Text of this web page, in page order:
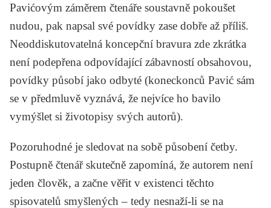
Pavićovým záměrem čtenáře soustavně pokoušet
nudou, pak napsal své povídky zase dobře až příliš.
Neoddiskutovatelná koncepční bravura zde zkrátka
není podepřena odpovídající zábavností obsahovou,
povídky působí jako odbyté (koneckonců Pavić sám
se v předmluvě vyznává, že nejvíce ho bavilo
vymýšlet si životopisy svých autorů).
Pozoruhodné je sledovat na sobě působení četby.
Postupně čtenář skutečně zapomíná, že autorem není
jeden člověk, a začne věřit v existenci těchto
spisovatelů smyšlených – tedy nesnaží-li se na